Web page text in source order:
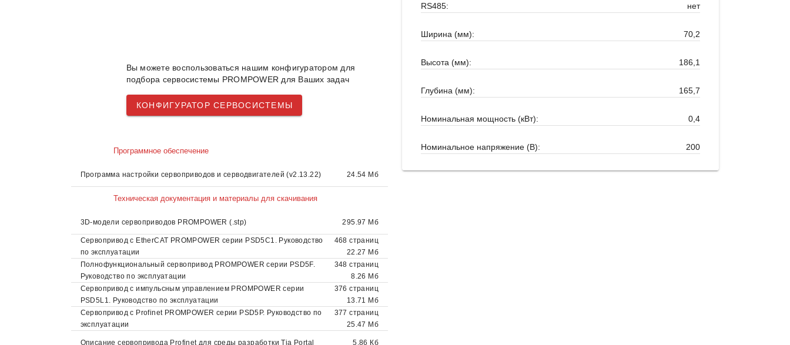
Вы можете воспользоваться нашим конфигуратором для
подбора сервосистемы PROMPOWER для Ваших задач
КОНФИГУРАТОР СЕРВОСИСТЕМЫ
Программное обеспечение
Программа настройки сервоприводов и серводвигателей (v2.13.22) 24.54 Мб
Техническая документация и материалы для скачивания
3D-модели сервоприводов PROMPOWER (.stp) 295.97 Мб
Сервопривод с EtherCAT PROMPOWER серии PSD5C1. Руководство
по эксплуатации
468 страниц
22.27 Мб
Полнофункциональный сервопривод PROMPOWER серии PSD5F.
Руководство по эксплуатации
348 страниц
8.26 Мб
Сервопривод с импульсным управлением PROMPOWER серии
PSD5L1. Руководство по эксплуатации
376 страниц
13.71 Мб
Сервопривод с Profinet PROMPOWER серии PSD5P. Руководство по
эксплуатации
377 страниц
25.47 Мб
Описание сервопривода Profinet для среды разработки Tia Portal 5.86 Кб
RS485: нет
Ширина (мм): 70,2
Высота (мм): 186,1
Глубина (мм): 165,7
Номинальная мощность (кВт): 0,4
Номинальное напряжение (В): 200